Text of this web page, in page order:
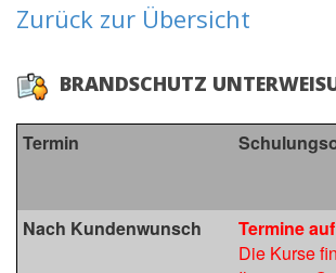
Zurück zur Übersicht
BRANDSCHUTZ
Termin
Nach Kundenwunsch
Termine
Die Kurse